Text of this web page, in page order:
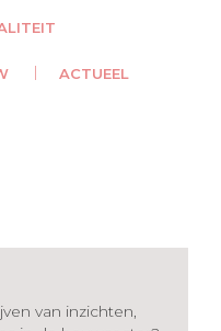
ACTUEEL
van inzichten,